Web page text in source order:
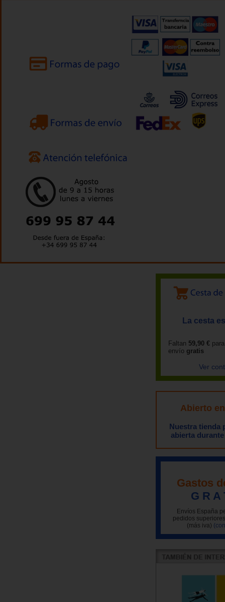
La cesta
Faltan 59,90 €
envío gratis
Ver
Abierto
Nuestra tienda
abierta
Gastos
G R A
Envíos España
pedidos
(más iva)